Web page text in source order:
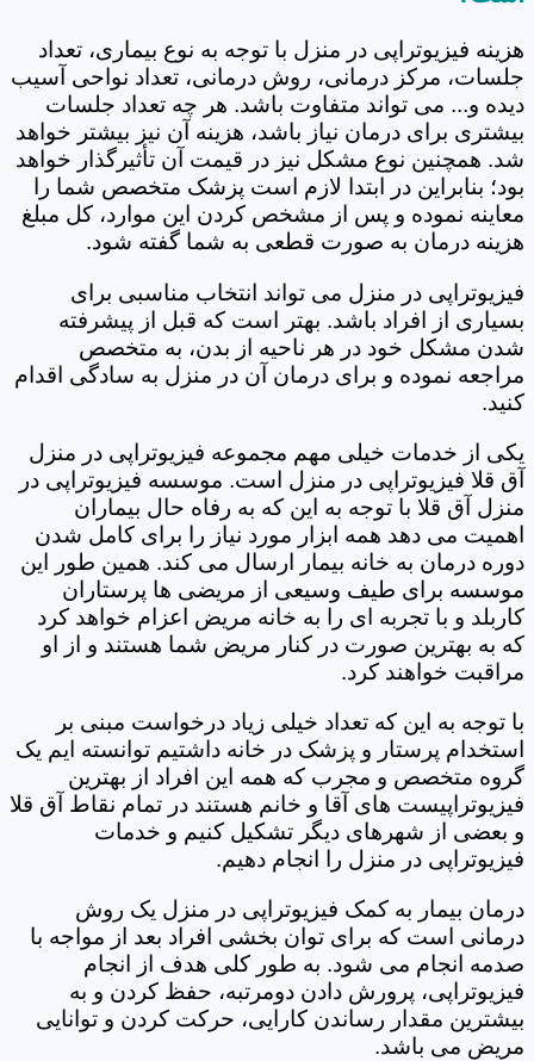
هزینه فیزیوتراپی در منزل با توجه به نوع بیماری، تعداد
جلسات، مرکز درمانی، روش درمانی، تعداد نواحی آسیب
دیده و... می تواند متفاوت باشد. هر چه تعداد جلسات
بیشتری برای درمان نیاز باشد، هزینه آن نیز بیشتر خواهد
شد. همچنین نوع مشکل نیز در قیمت آن تأثیرگذار خواهد
بود؛ بنابراین در ابتدا لازم است پزشک متخصص شما را
معاینه نموده و پس از مشخص کردن این موارد، کل مبلغ
هزینه درمان به صورت قطعی به شما گفته شود.
فیزیوتراپی در منزل می تواند انتخاب مناسبی برای
بسیاری از افراد باشد. بهتر است که قبل از پیشرفته
شدن مشکل خود در هر ناحیه از بدن، به متخصص
مراجعه نموده و برای درمان آن در منزل به سادگی اقدام
کنید.
یکی از خدمات خیلی مهم مجموعه فیزیوتراپی در منزل
آق قلا فیزیوتراپی در منزل است. موسسه فیزیوتراپی در
منزل آق قلا با توجه به این که به رفاه حال بیماران
اهمیت می دهد همه ابزار مورد نیاز را برای کامل شدن
دوره درمان به خانه بیمار ارسال می کند. همین طور این
موسسه برای طیف وسیعی از مریضی ها پرستاران
کاربلد و با تجربه ای را به خانه مریض اعزام خواهد کرد
که به بهترین صورت در کنار مریض شما هستند و از او
مراقبت خواهند کرد.
با توجه به این که تعداد خیلی زیاد درخواست مبنی بر
استخدام پرستار و پزشک در خانه داشتیم توانسته ایم یک
گروه متخصص و مجرب که همه این افراد از بهترین
فیزیوتراپیست های آقا و خانم هستند در تمام نقاط آق قلا
و بعضی از شهرهای دیگر تشکیل کنیم و خدمات
فیزیوتراپی در منزل را انجام دهیم.
درمان بیمار به کمک فیزیوتراپی در منزل یک روش
درمانی است که برای توان بخشی افراد بعد از مواجه با
صدمه انجام می شود. به طور کلی هدف از انجام
فیزیوتراپی، پرورش دادن دومرتبه، حفظ کردن و به
بیشترین مقدار رساندن کارایی، حرکت کردن و توانایی
مریض می باشد.